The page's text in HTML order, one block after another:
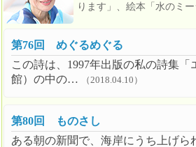
ります」、絵本「水のミ
第76回 めぐるめぐる
この詩は、1997年出版の私の詩集「
館）の中の…
（2018.04.10）
第80回 ものさし
ある朝の新聞で、海岸にうち上げら